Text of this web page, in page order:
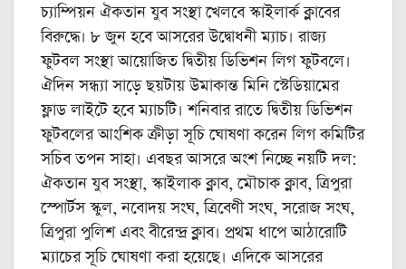
চ্যাম্পিয়ন ঐকতান যুব সংস্থা খেলবে স্কাইলার্ক ক্লাবের
বিরুদ্ধে। ৮ জুন হবে আসরের উদ্বোধনী ম্যাচ। রাজ্য
ফুটবল সংস্থা আয়োজিত দ্বিতীয় ডিভিশন লিগ ফুটবলে।
ঐদিন সন্ধ্যা সাড়ে ছয়টায় উমাকান্ত মিনি স্টেডিয়ামের
ফ্লাড লাইটে হবে ম্যাচটি। শনিবার রাতে দ্বিতীয় ডিভিশন
ফুটবলের আংশিক ক্রীড়া সূচি ঘোষণা করেন লিগ কমিটির
সচিব তপন সাহা। এবছর আসরে অংশ নিচ্ছে নয়টি দল:
ঐকতান যুব সংস্থা, স্কাইলাক ক্লাব, মৌচাক ক্লাব, ত্রিপুরা
স্পোর্টস স্কুল, নবোদয় সংঘ, ত্রিবেণী সংঘ, সরোজ সংঘ,
ত্রিপুরা পুলিশ এবং বীরেন্দ্র ক্লাব। প্রথম ধাপে আঠারোটি
ম্যাচের সূচি ঘোষণা করা হয়েছে। এদিকে আসরের